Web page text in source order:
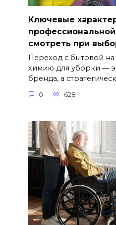
Ключевые
смотреть при
Переход с бытовой
химию для уборки —
бренда, а
0 628